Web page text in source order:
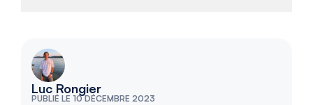
Luc Rongier
PUBLIÉ LE 10 DÉCEMBRE 2023